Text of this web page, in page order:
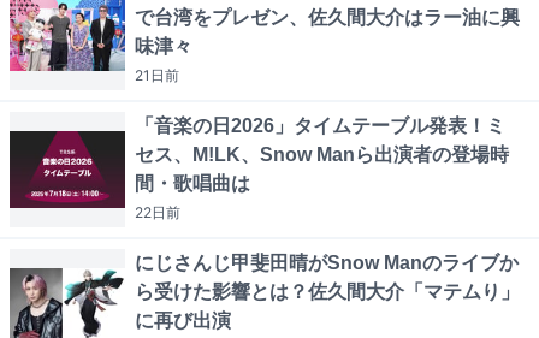
で台湾をプレゼン、佐久間大介はラー油に興
味津々
21日前
「音楽の日2026」タイムテーブル発表！ミ
セス、M!LK、Snow Manら出演者の登場時
間・歌唱曲は
22日前
にじさんじ甲斐田晴がSnow Manのライブか
ら受けた影響とは？佐久間大介「マテムり」
に再び出演